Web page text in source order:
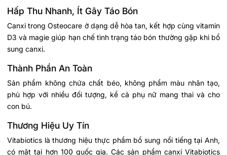
Hấp Thu Nhanh, Ít Gây Táo Bón
Canxi trong Osteocare ở dạng dễ hòa tan, kết hợp cùng vitamin
D3 và magie giúp hạn chế tình trạng táo bón thường gặp khi bổ
sung canxi.
Thành Phần An Toàn
Sản phẩm không chứa chất béo, không phẩm màu nhân tạo,
phù hợp với nhiều đối tượng, kể cả phụ nữ mang thai và cho
con bú.
Thương Hiệu Uy Tín
Vitabiotics là thương hiệu thực phẩm bổ sung nổi tiếng tại Anh,
có mặt tại hơn 100 quốc gia. Các sản phẩm canxi Vitabiotics